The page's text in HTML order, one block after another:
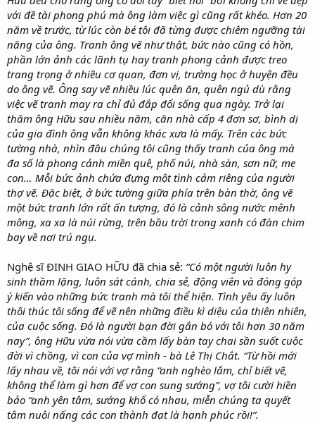
với đề tài phong phú mà ông làm việc gì cũng rất khéo. Hơn 20
năm về trước, từ lúc còn bé tôi đã từng được chiêm ngưỡng tài
năng của ông. Tranh ông vẽ như thật, bức nào cũng có hồn,
phần lớn ảnh các lãnh tụ hay tranh phong cảnh được treo
trang trọng ở nhiều cơ quan, đơn vị, trường học ở huyện đều
do ông vẽ. Ông say vẽ nhiều lúc quên ăn, quên ngủ dù rằng
việc vẽ tranh may ra chỉ đủ đắp đổi sống qua ngày. Trở lại
thăm ông Hữu sau nhiều năm, căn nhà cấp 4 đơn sơ, bình dị
của gia đình ông vẫn không khác xưa là mấy. Trên các bức
tường nhà, nhìn đâu chúng tôi cũng thấy tranh của ông mà
đa số là phong cảnh miền quê, phố núi, nhà sàn, sơn nữ, mẹ
con… Mỗi bức ảnh chứa đựng một tình cảm riêng của người
thợ vẽ. Đặc biệt, ở bức tường giữa phía trên bàn thờ, ông vẽ
một bức tranh lớn rất ấn tượng, đó là cảnh sông nước mênh
mông, xa xa là núi rừng, trên bầu trời trong xanh có đàn chim
bay về nơi trú ngụ.
Nghệ sĩ ĐINH GIAO HỮU đã chia sẻ: “Có một người luôn hy
sinh thầm lặng, luôn sát cánh, chia sẻ, động viên và đóng góp
ý kiến vào những bức tranh mà tôi thể hiện. Tình yêu ấy luôn
thôi thúc tôi sống để vẽ nên những điều kì diệu của thiên nhiên,
của cuộc sống. Đó là người bạn đời gắn bó với tôi hơn 30 năm
nay”, ông Hữu vừa nói vừa cầm lấy bàn tay chai sần suốt cuộc
đời vì chồng, vì con của vợ mình - bà Lê Thị Chắt. “Từ hồi mới
lấy nhau về, tôi nói với vợ rằng “anh nghèo lắm, chỉ biết vẽ,
không thể làm gì hơn để vợ con sung sướng”, vợ tôi cười hiền
bảo “anh yên tâm, sướng khổ có nhau, miễn chúng ta quyết
tâm nuôi nấng các con thành đạt là hạnh phúc rồi!”.